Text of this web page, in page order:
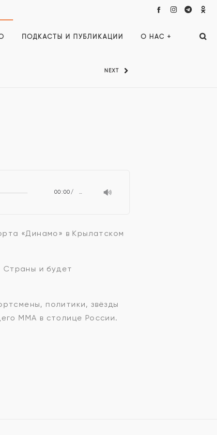
ПОДКАСТЫ И ПУБЛИКАЦИИ О НАС +
NEXT
00:00 …
«Динамо» в Крылатском
Страны и будет
политики, звёзды
ММА в столице России.